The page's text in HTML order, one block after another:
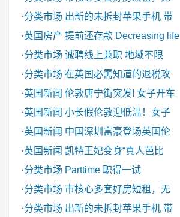
·分类市场 出新的未拆封苹果手机 带
·英国房产 提前还存款 Decreasing life
·分类市场 诚聘线上兼职 地域不限
·分类市场 在英国必需知道的退税攻
·英国新闻 伦敦唐宁街突发! 女子开车
·英国新闻 小长假伦敦迎低温！女子
·英国新闻 中国深圳富豪登场英国伦
·英国新闻 凯特王妃变身“真人芭比
·分类市场 Parttime 职得一试
·分类市场 市核心多套好房短租，无
·分类市场 出新的未拆封苹果手机 带